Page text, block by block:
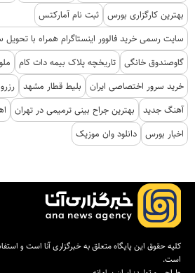
بهترین کارگزاری بورس ثبت نام آمارکتس
سایت رسمی خرید فالوور اینستاگرام همراه با تحویل
گاوصندوق خانگی تاریخچه پلاک بیمه دات کام
خرید سرور اختصاصی ایران
بلیط قطار مشهد
آهنگ جدید
بهترین جراح بینی ترمیمی در تهران
اخبار بورس دانلود وان موزیک
کلیه حقوق این پایگاه متعلق به خبرگزاری آنا است و
است.